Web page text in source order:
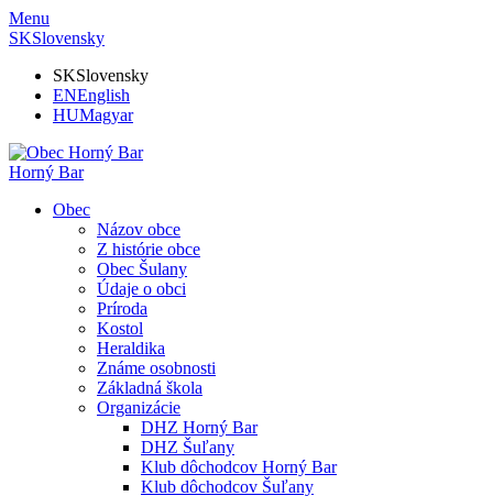
Menu
SKSlovensky
SKSlovensky
ENEnglish
HUMagyar
Horný Bar
Obec
Názov obce
Z histórie obce
Obec Šulany
Údaje o obci
Príroda
Kostol
Heraldika
Známe osobnosti
Základná škola
Organizácie
DHZ Horný Bar
DHZ Šuľany
Klub dôchodcov Horný Bar
Klub dôchodcov Šuľany